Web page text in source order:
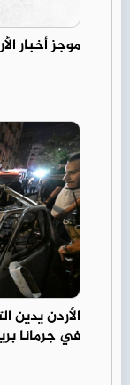
موجز أخبار الأردن 6/
الأردن يدين
في جرمانا